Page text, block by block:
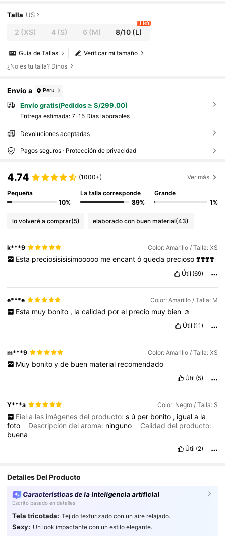
Talla US
2 (XS) 4(S) 6 (M) 8/10 (L)
1 left
Verificar mi tamaño
Guía de Tallas
¿No es tu talla? Dinos
Envío a Peru
Envío gratis(Pedidos ≥ S/299.00)
Entrega estimada: 7-15 Días laborables
Devoluciones aceptadas
Pagos seguros · Protección de privacidad
4.74 (1000+) Ver más
Pequeña
10%
La talla corresponde
89%
Grande
1%
lo volveré a comprar(5) elaborado con buen material(43)
k***9 Color: Amarillo / Talla: XS
Esta preciosisisisimooooo me encant ó queda precioso ❣️❣️❣️❣️
Útil (69)
e***e Color: Amarillo / Talla: M
Esta muy bonito , la calidad por el precio muy bien ☺️
Útil (11)
m***9 Color: Amarillo / Talla: XS
Muy bonito y de buen material recomendado
Útil (5)
Y***a Color: Negro / Talla: S
Fiel a las imágenes del producto: s ú per bonito , igual a la
foto
Descripción del aroma: ninguno
Calidad del producto:
buena
Útil (2)
Detalles Del Producto
Características de la inteligencia artificial
Escrito basado en detalles
Tela tricotada: Tejido texturizado con un aire relajado.
Sexy: Un look impactante con un estilo elegante.